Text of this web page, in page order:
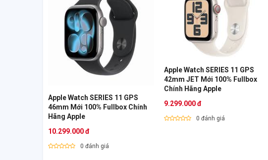
Apple Watch SERIES 11 GPS
46mm Mới 100% Fullbox Chính
Hãng Apple
10.299.000 đ
0 đánh giá
Apple Watch SERIES 11 GPS
42mm JET Mới 100% Fullbox
Chính Hãng Apple
9.299.000 đ
0 đánh giá